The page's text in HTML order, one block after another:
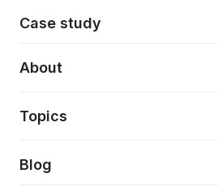
AI駆動開発支援
モダナイゼーション
Case study
About
About
Topics
Press release
Blog